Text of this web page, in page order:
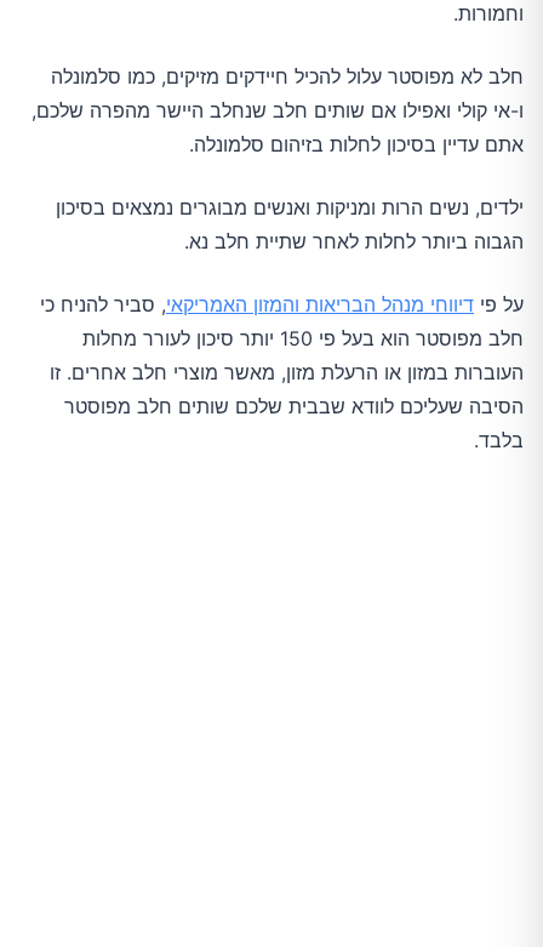
וחמורות.
חלב לא מפוסטר עלול להכיל חיידקים מזיקים, כמו סלמונלה
ו-אי קולי ואפילו אם שותים חלב שנחלב היישר מהפרה שלכם,
אתם עדיין בסיכון לחלות בזיהום סלמונלה.
ילדים, נשים הרות ומניקות ואנשים מבוגרים נמצאים בסיכון
הגבוה ביותר לחלות לאחר שתיית חלב נא.
על פי דיווחי מנהל הבריאות והמזון האמריקאי, סביר להניח כי
חלב מפוסטר הוא בעל פי 150 יותר סיכון לעורר מחלות
העוברות במזון או הרעלת מזון, מאשר מוצרי חלב אחרים. זו
הסיבה שעליכם לוודא שבבית שלכם שותים חלב מפוסטר
בלבד.